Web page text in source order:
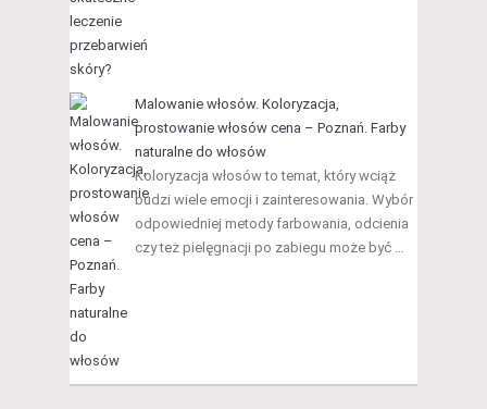
Malowanie włosów. Koloryzacja,
prostowanie włosów cena – Poznań. Farby
naturalne do włosów
Koloryzacja włosów to temat, który wciąż
budzi wiele emocji i zainteresowania. Wybór
odpowiedniej metody farbowania, odcienia
czy też pielęgnacji po zabiegu może być …